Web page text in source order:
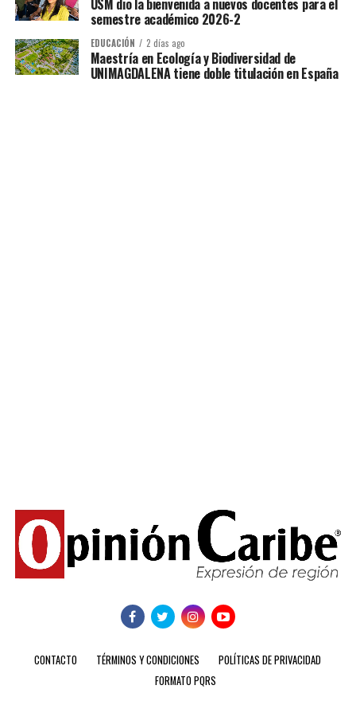
USM dio la bienvenida a nuevos docentes para el
semestre académico 2026-2
EDUCACIÓN 2 días ago
Maestría en Ecología y Biodiversidad de
UNIMAGDALENA tiene doble titulación en España
CONTACTO TÉRMINOS Y CONDICIONES
POLÍTICAS DE PRIVACIDAD
FORMATO PQRS